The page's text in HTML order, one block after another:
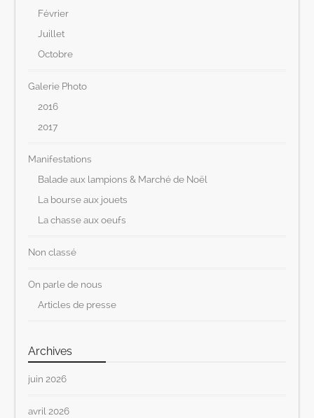
Février
Juillet
Octobre
Galerie Photo
2016
2017
Manifestations
Balade aux lampions & Marché de Noël
La bourse aux jouets
La chasse aux oeufs
Non classé
On parle de nous
Articles de presse
Archives
juin 2026
avril 2026